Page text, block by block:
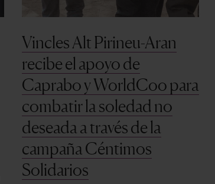
Vincles Alt Pirineu-Aran
recibe el apoyo de
Caprabo y WorldCoo para
combatir la soledad no
deseada a través de la
campaña Céntimos
Solidarios